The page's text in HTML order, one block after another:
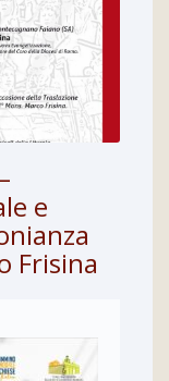
e
Frisina